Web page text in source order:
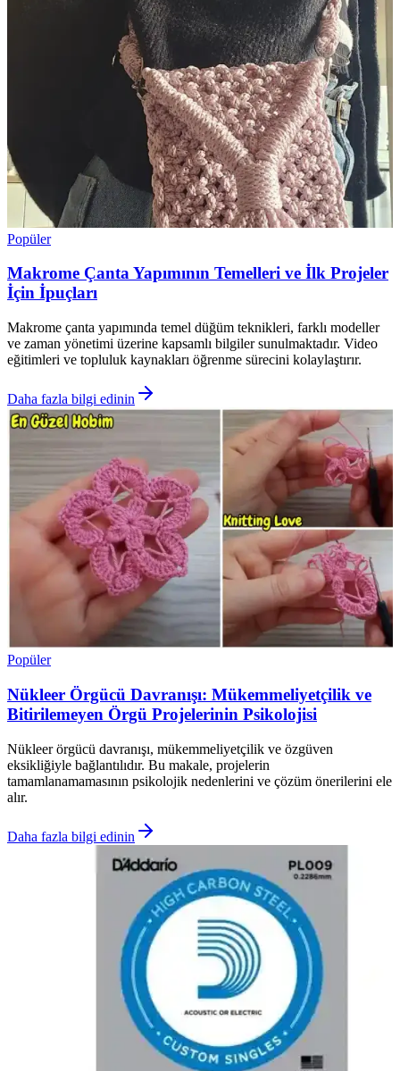
Popüler
Makrome Çanta Yapımının Temelleri ve İlk Projeler
İçin İpuçları
Makrome çanta yapımında temel düğüm teknikleri, farklı modeller
ve zaman yönetimi üzerine kapsamlı bilgiler sunulmaktadır. Video
eğitimleri ve topluluk kaynakları öğrenme sürecini kolaylaştırır.
Daha fazla bilgi edinin
Popüler
Nükleer Örgücü Davranışı: Mükemmeliyetçilik ve
Bitirilemeyen Örgü Projelerinin Psikolojisi
Nükleer örgücü davranışı, mükemmeliyetçilik ve özgüven
eksikliğiyle bağlantılıdır. Bu makale, projelerin
tamamlanamamasının psikolojik nedenlerini ve çözüm önerilerini ele
alır.
Daha fazla bilgi edinin